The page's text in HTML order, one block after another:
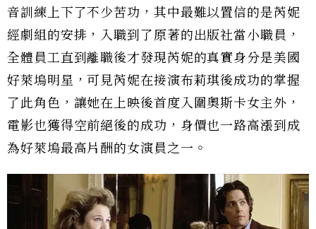
音訓練上下了不少苦功，其中最難以置信的是芮妮
經劇組的安排，入職到了原著的出版社當小職員，
全體員工直到離職後才發現芮妮的真實身分是美國
好萊塢明星，可見芮妮在接演布莉琪後成功的掌握
了此角色，讓她在上映後首度入圍奧斯卡女主外，
電影也獲得空前絕後的成功，身價也一路高漲到成
為好萊塢最高片酬的女演員之一。